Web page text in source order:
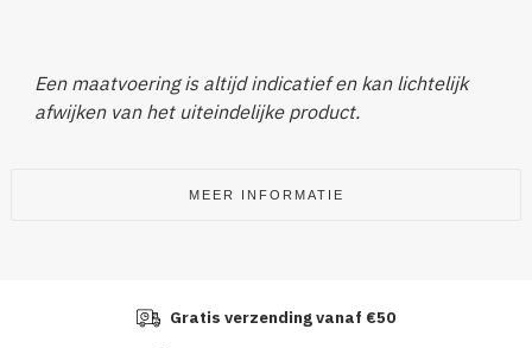
Een maatvoering is altijd indicatief en kan lichtelijk
afwijken van het uiteindelijke product.
MEER INFORMATIE
Gratis verzending vanaf €50